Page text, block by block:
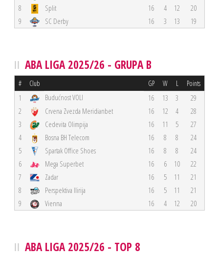
8
Split 16 4 12
20
9
SC Derby 16 3 13 19
ABA LIGA 2025/26 - GRUPA B
# Club GP W L Points
1 Budućnost VOLI 16 13 3
29
2
Crvena Zvezda Meridianbet 16 12 4
28
3
Cedevita Olimpija 16 11 5
27
4
Bosna BH Telecom 16 8 8
24
5
Spartak Office Shoes 16 8 8
24
6
Mega Superbet 16 6 10
22
7
Zadar 16 5 11
21
8
Perspektiva Ilirija 16 5 11
21
9
Vienna 16 4 12 20
ABA LIGA 2025/26 - TOP 8